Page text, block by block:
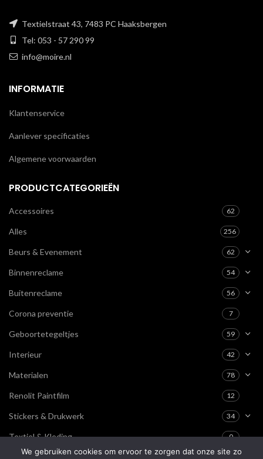
Textielstraat 43, 7483 PC Haaksbergen
Tel: 053 - 57 290 99
info@moire.nl
INFORMATIE
Klantenservice
Aanlever specificaties
Algemene voorwaarden
PRODUCTCATEGORIEËN
Accessoires 62
Alles 256
Beurs & Evenement 62
Binnenreclame 54
Buitenreclame 56
Corona preventie 7
Geboortetegeltjes 59
Interieur 42
Materialen 78
Renolit Paintfilm 12
Stickers & Drukwerk 34
Textiel & Kleding 0
Vlaggen 27
We gebruiken cookies om ervoor te zorgen dat onze site zo